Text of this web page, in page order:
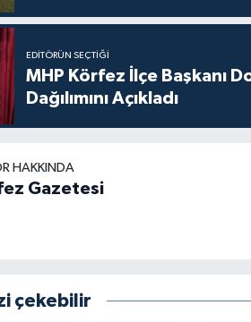
EDITÖRÜN SEÇTIĞI
MHP Körfez İlçe Başkanı
Dağılımını Açıkladı
HAKKINDA
Gazetesi
çekebilir